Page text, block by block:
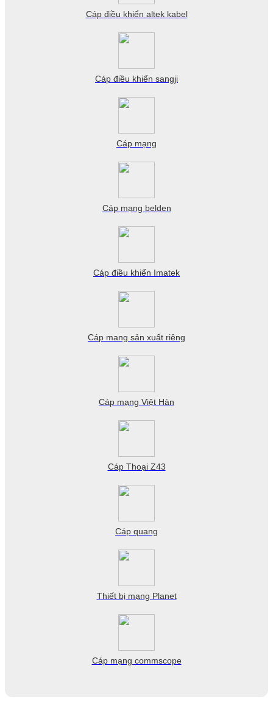
Cáp điều khiển altek kabel
Cáp điều khiển sangji
Cáp mạng
Cáp mạng belden
Cáp điều khiển Imatek
Cáp mang sản xuất riêng
Cáp mạng Việt Hàn
Cáp Thoại Z43
Cáp quang
Thiết bị mạng Planet
Cáp mạng commscope